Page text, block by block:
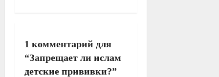
а
п
и
1 комментарий для
“Запрещает ли ислам
детские прививки?”